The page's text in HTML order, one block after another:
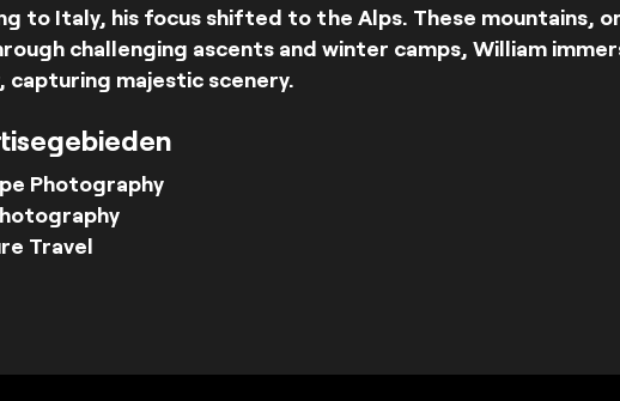
to Italy, his focus shifted to the Alps. These mountains,
challenging ascents and winter camps, William
capturing majestic scenery.
Photography
Travel